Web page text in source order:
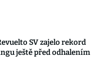
SV zajelo rekord
ještě před odhalením